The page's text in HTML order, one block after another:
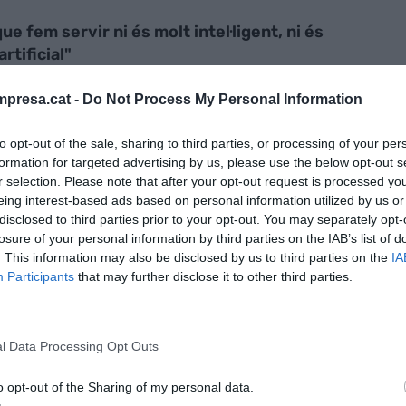
- Do Not Process My Personal Information
opt-out of the sale, sharing to third parties, or processing of your
for targeted advertising by us, please use the below opt-out
selection. Please note that after your opt-out request is processed
interest-based ads based on personal information utilized by us
to third parties prior to your opt-out. You may separately
of your personal information by third parties on the IAB’s list of
This information may also be disclosed by us to third parties on the
Participants that may further disclose it to other third parties.
Data Processing Opt Outs
opt-out of the Sharing of my personal data.
fem servir ni és molt intel·ligent, ni és
de la dualitat del món, no només de la
tecnologia pot contribuir a fer-ho millor o pitjor
declaracions amb l'ACN. Segons el directiu, les
Martí ha opinat que "hi ha elements per ser
ben posicionada" quan es parla del sector de la
ha camps on això no passa, com ara l'energia.
ha indicat. "La visió de conjunt de continent